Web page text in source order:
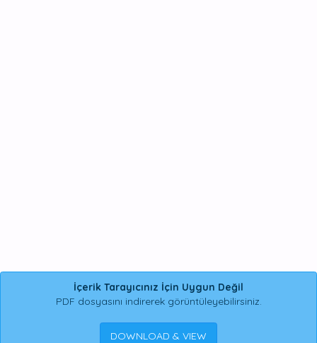
İçerik Tarayıcınız İçin Uygun Değil
PDF dosyasını indirerek görüntüleyebilirsiniz.
DOWNLOAD & VIEW